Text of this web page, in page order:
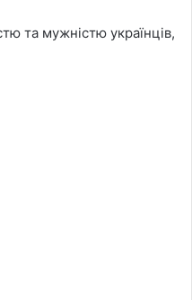
та мужністю українців,